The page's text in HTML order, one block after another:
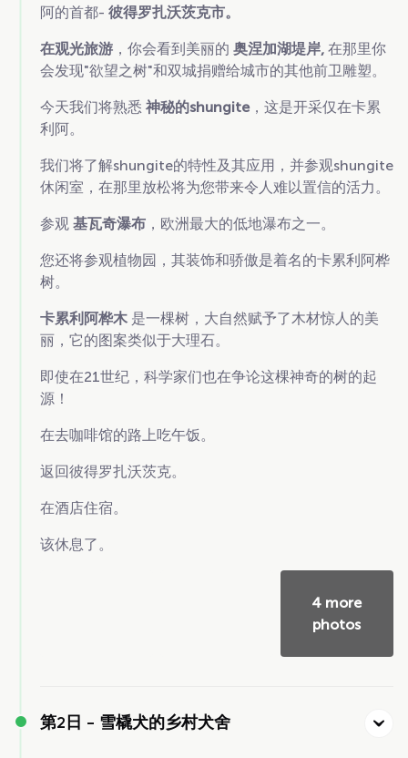
阿的首都- 彼得罗扎沃茨克市。
在观光旅游 ，你会看到美丽的 奥涅加湖堤岸, 在那里你
会发现"欲望之树"和双城捐赠给城市的其他前卫雕塑。
今天我们将熟悉 神秘的shungite，这是开采仅在卡累
利阿。
我们将了解shungite的特性及其应用，并参观shungite
休闲室，在那里放松将为您带来令人难以置信的活力。
参观 基瓦奇瀑布 ，欧洲最大的低地瀑布之一。
您还将参观植物园，其装饰和骄傲是着名的卡累利阿桦
树。
卡累利阿桦木 是一棵树，大自然赋予了木材惊人的美
丽，它的图案类似于大理石。
即使在21世纪，科学家们也在争论这棵神奇的树的起
源！
在去咖啡馆的路上吃午饭。
返回彼得罗扎沃茨克。
在酒店住宿。
该休息了。
4 more
photos
第2日 - 雪橇犬的乡村犬舍